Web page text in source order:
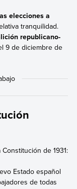
elecciones a
tranquilidad.
republicano-
9 de diciembre de
de 1931:
Estado español
de todas